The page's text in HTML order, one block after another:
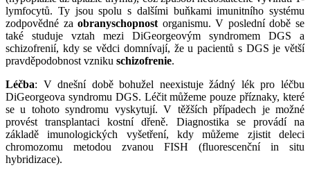
lymfocytů. Ty jsou spolu s dalšími buňkami imunitního systému
zodpovědné zaobranyschopnost organismu. V poslední době se
také studuje vztah mezi DiGeorgeovým syndromem DGS a
schizofrenií, kdy se vědci domnívají, že u pacientů s DGS je větší
pravděpodobnost vzniku schizofrenie.
Léčba: V dnešní době bohužel neexistuje žádný lék pro léčbu
DiGeorgeova syndromu DGS. Léčit můžeme pouze příznaky, které
se u tohoto syndromu vyskytují. V těžších případech je možné
provést transplantaci kostní dřeně. Diagnostika se provádí na
základě imunologických vyšetření, kdy můžeme zjistit deleci
chromozomu metodou zvanou FISH (fluorescenční in situ
hybridizace).